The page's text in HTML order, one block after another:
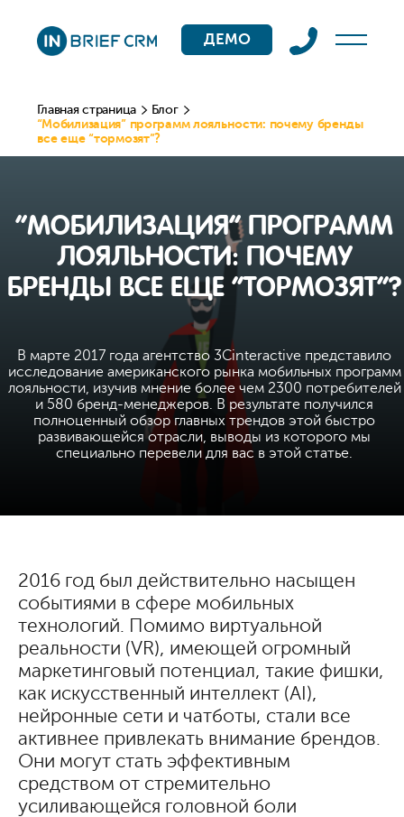
ДЕМО
Главная страница
Блог
“Мобилизация” программ лояльности: почему бренды
все еще “тормозят”?
“МОБИЛИЗАЦИЯ” ПРОГРАММ
ЛОЯЛЬНОСТИ: ПОЧЕМУ
БРЕНДЫ ВСЕ ЕЩЕ “ТОРМОЗЯТ”?
В марте 2017 года агентство 3Cinteractive представило
исследование американского рынка мобильных программ
лояльности, изучив мнение более чем 2300 потребителей
и 580 бренд-менеджеров. В результате получился
полноценный обзор главных трендов этой быстро
развивающейся отрасли, выводы из которого мы
специально перевели для вас в этой статье.
2016 год был действительно насыщен
событиями в сфере мобильных
технологий. Помимо виртуальной
реальности (VR), имеющей огромный
маркетинговый потенциал, такие фишки,
как искусственный интеллект (AI),
нейронные сети и чатботы, стали все
активнее привлекать внимание брендов.
Они могут стать эффективным
средством от стремительно
усиливающейся головной боли